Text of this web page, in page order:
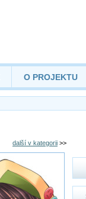
O PROJEKTU
další v kategorii >>